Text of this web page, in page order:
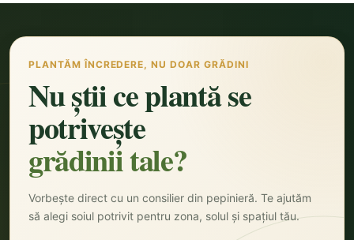
PLANTĂM ÎNCREDERE, NU DOAR GRĂDINI
Nu știi ce plantă se
potrivește
grădinii tale?
Vorbește direct cu un consilier din pepinieră. Te ajutăm
să alegi soiul potrivit pentru zona, solul și spațiul tău.